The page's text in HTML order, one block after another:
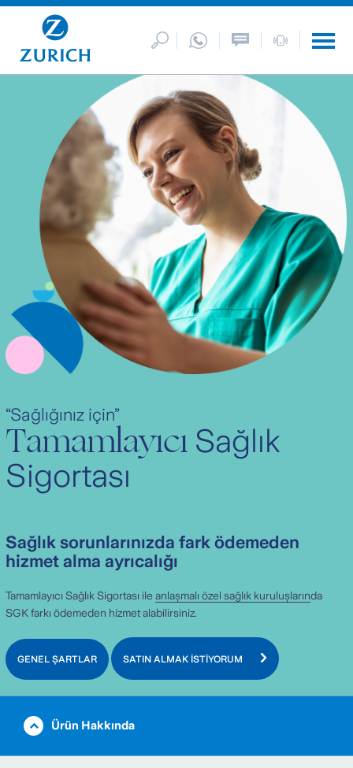
“Sağlığınız için”
Tamamlayıcı Sağlık
Sigortası
Sağlık sorunlarınızda fark ödemeden
hizmet alma ayrıcalığı
Tamamlayıcı Sağlık Sigortası ile anlaşmalı özel sağlık kuruluşlarında
SGK farkı ödemeden hizmet alabilirsiniz.
GENEL ŞARTLAR SATIN ALMAK İSTİYORUM
Ürün Hakkında